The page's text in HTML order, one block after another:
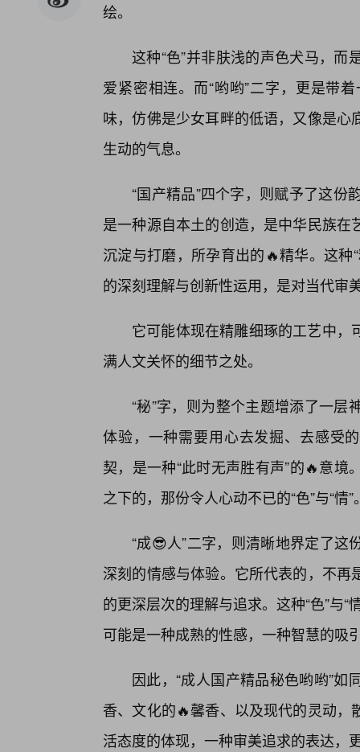
绘。
这种“色”并非肤浅的声色犬马，
爱紧密相连。而“哟哟”二字，更是带
味，仿佛是少女耳畔的低语，又像是
生动的气息。
“国产精品”四个字，则赋予了这
是一种源自本土的创造，是中华民族
沉淀与打磨，所孕育出的🔥精华。这
的深刻理解与创新性运用，是对当代审
它可能体现在精雕细琢的工艺中
满人文关怀的细节之处。
“秘”字，则为整个主题增添了一
体验，一种需要用心去发掘、去感受
契，是一种“此时无声胜有声”的🔥意
之下的，那份令人心动不已的“色”与“情”
“成😎人”二字，则清晰地界定了
深刻的情感与体验。它所代表的，不
的更深层次的理解与追求。这种“色”与
可能是一种成熟的性感，一种智慧的吸
因此，“成人国产精品秘色哟哟”
香、文化的🔥馨香、以及现代的灵动
活态度的体现，一种审美追求的表达，